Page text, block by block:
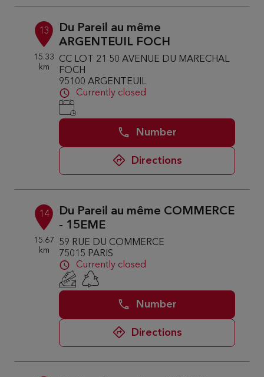
13
15.33
km
Du Pareil au même
ARGENTEUIL FOCH
CC LOT 21 50 AVENUE DU MARECHAL
FOCH
95100 ARGENTEUIL
Currently closed
Number
Directions
14
15.67
km
Du Pareil au même COMMERCE
- 15EME
59 RUE DU COMMERCE
75015 PARIS
Currently closed
Number
Directions